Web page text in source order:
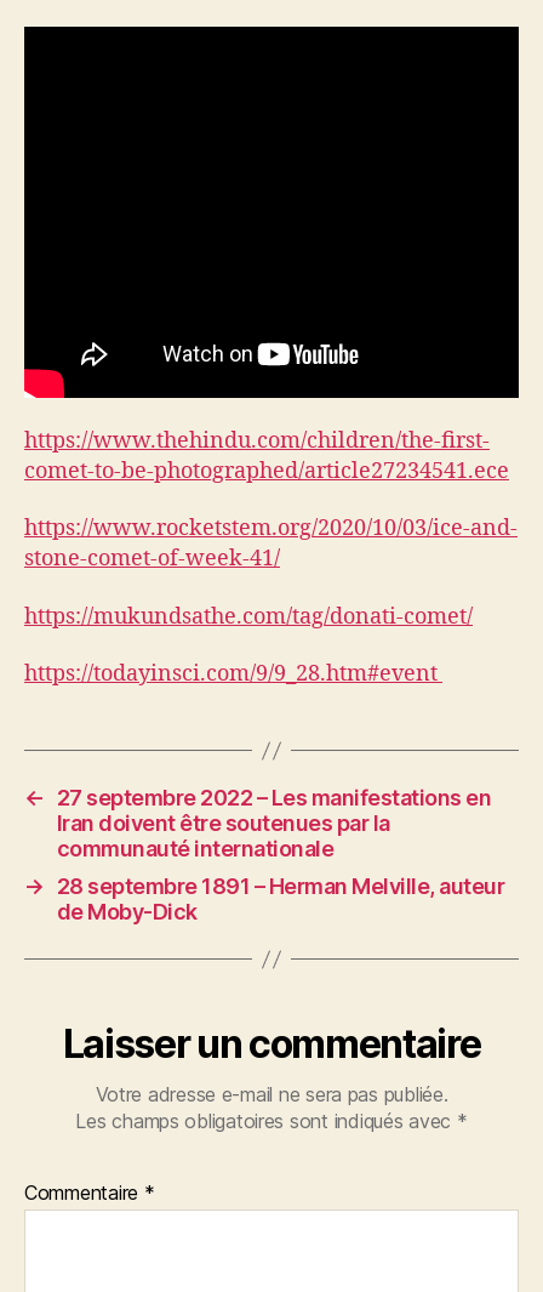
https://www.thehindu.com/children/the-first-
comet-to-be-photographed/article27234541.ece
https://www.rocketstem.org/2020/10/03/ice-and-
stone-comet-of-week-41/
https://mukundsathe.com/tag/donati-comet/
https://todayinsci.com/9/9_28.htm#event
←
27 septembre 2022 – Les manifestations en
Iran doivent être soutenues par la
communauté internationale
→
28 septembre 1891 – Herman Melville, auteur
de Moby-Dick
Laisser un commentaire
Votre adresse e-mail ne sera pas publiée.
Les champs obligatoires sont indiqués avec *
Commentaire *